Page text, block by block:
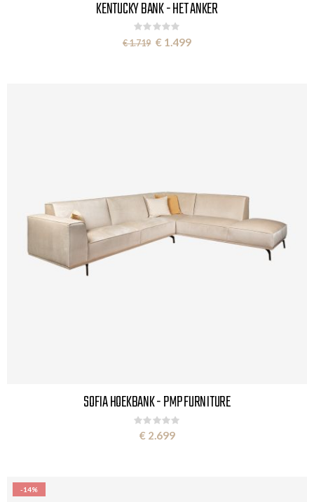
KENTUCKY BANK - HET ANKER
Rating:
0%
€ 1.719 Special
Price
€ 1.499
SOFIA HOEKBANK - PMP FURNITURE
Rating:
0%
€ 2.699
-14%